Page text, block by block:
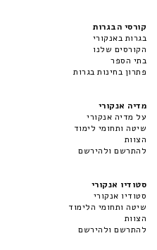
קורסי הבגרות
בגרות באנקורי
הקורסים שלנו
בתי הספר
פתרון בחינות בגרות
מדיה אנקורי
על מדיה אנקורי
שיטה ותחומי לימוד
הצוות
להתרשם ולהירשם
סטודיו אנקורי
סטודיו אנקורי
שיטה ותחומי הלימוד
הצוות
להתרשם ולהירשם